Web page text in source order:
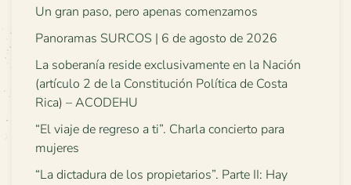
Un gran paso, pero apenas comenzamos
Panoramas SURCOS | 6 de agosto de 2026
La soberanía reside exclusivamente en la Nación
(artículo 2 de la Constitución Política de Costa
Rica) – ACODEHU
“El viaje de regreso a ti”. Charla concierto para
mujeres
“La dictadura de los propietarios”. Parte II: Hay